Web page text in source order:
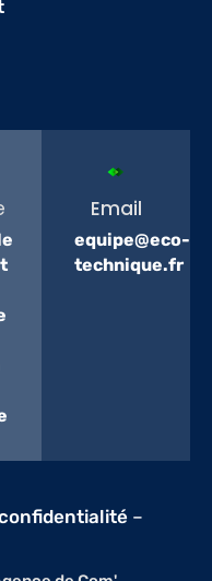
Email
equipe@eco-
technique.fr
–